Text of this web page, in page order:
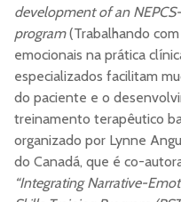
development of an
program(Trabalhando
emocionais na prática
especializados facilitam
do paciente e o
treinamento terapêutico
organizado por Lynne
do Canadá, que é co-
“Integrating Narrative-